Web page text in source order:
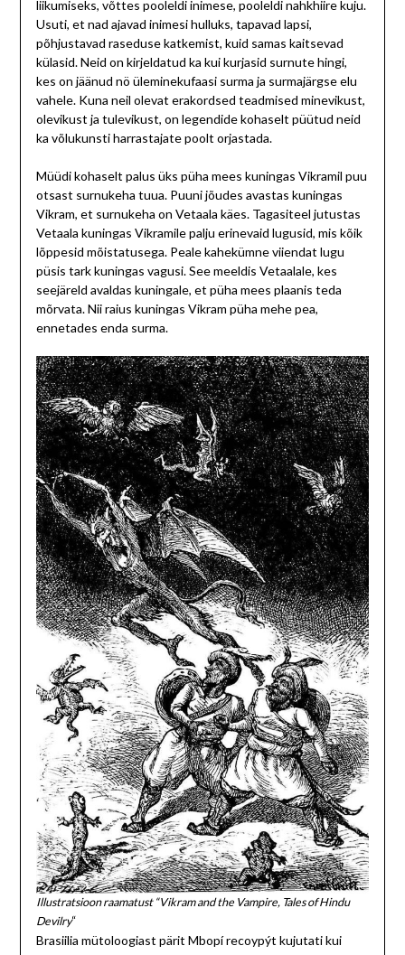
liikumiseks, võttes pooleldi inimese, pooleldi nahkhiire kuju.
Usuti, et nad ajavad inimesi hulluks, tapavad lapsi,
põhjustavad raseduse katkemist, kuid samas kaitsevad
külasid. Neid on kirjeldatud ka kui kurjasid surnute hingi,
kes on jäänud nö üleminekufaasi surma ja surmajärgse elu
vahele. Kuna neil olevat erakordsed teadmised minevikust,
olevikust ja tulevikust, on legendide kohaselt püütud neid
ka võlukunsti harrastajate poolt orjastada.
Müüdi kohaselt palus üks püha mees kuningas Vikramil puu
otsast surnukeha tuua. Puuni jõudes avastas kuningas
Vikram, et surnukeha on Vetaala käes. Tagasiteel jutustas
Vetaala kuningas Vikramile palju erinevaid lugusid, mis kõik
lõppesid mõistatusega. Peale kahekümne viiendat lugu
püsis tark kuningas vagusi. See meeldis Vetaalale, kes
seejäreld avaldas kuningale, et püha mees plaanis teda
mõrvata. Nii raius kuningas Vikram püha mehe pea,
ennetades enda surma.
Illustratsioon raamatust “Vikram and the Vampire, Tales of Hindu
Devilry“
Brasiilia mütoloogiast pärit Mbopí recoypýt kujutati kui